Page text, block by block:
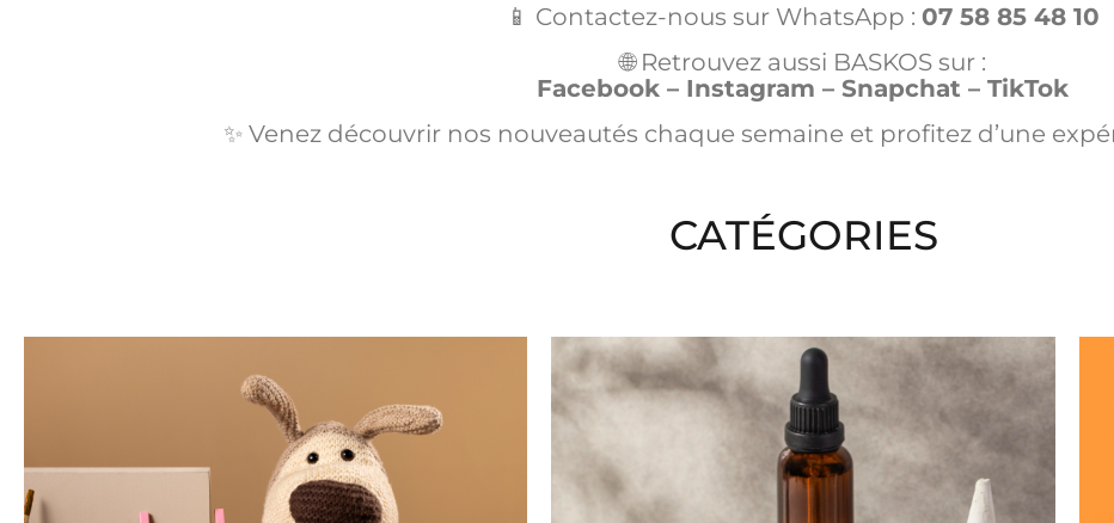
📱 Contactez-nous sur WhatsApp :07 58 85 48 10
🌐 Retrouvez aussi BASKOS sur :
Facebook – Instagram – Snapchat – TikTok
✨ Venez découvrir nos nouveautés chaque semaine et profitez d’une
CATÉGORIES